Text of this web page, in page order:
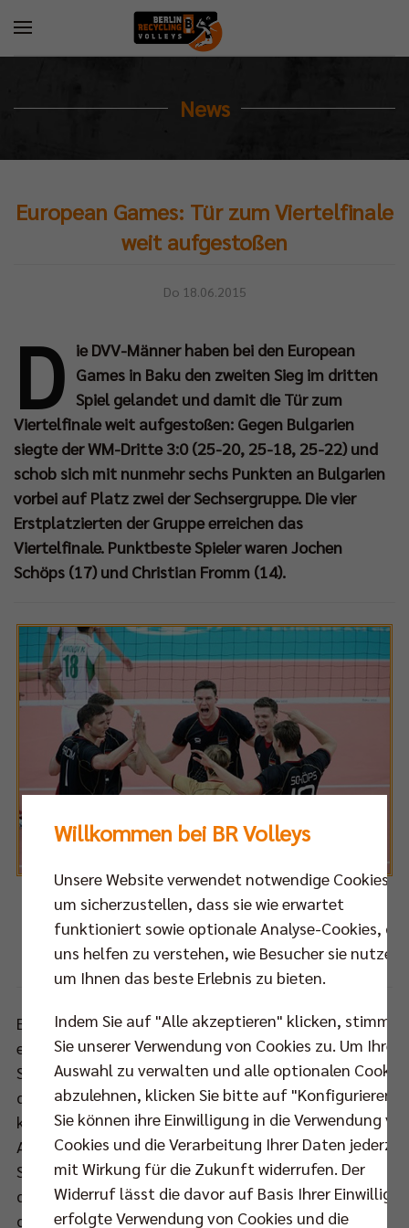
News
European Games: Tür zum Viertelfinale
weit aufgestoßen
Do 18.06.2015
D ie DVV-Männer haben bei den European
Games in Baku den zweiten Sieg im dritten
Spiel gelandet und damit die Tür zum
Viertelfinale weit aufgestoßen: Gegen Bulgarien
siegte der WM-Dritte 3:0 (25-20, 25-18, 25-22) und
schob sich mit nunmehr sechs Punkten an Bulgarien
vorbei auf Platz zwei der Sechsergruppe. Die vier
Erstplatzierten der Gruppe erreichen das
Viertelfinale. Punktbeste Spieler waren Jochen
Schöps (17) und Christian Fromm (14).
Die DVV-Männer freuen sich über ihren zweiten Sieg
im dritten Spiel.
Foto: DVV /eventolive.it
Es wurde ein spannendes Spiel gegen die Bulgaren
erwartet, schließlich stehen einige der Weltklasse-
Spieler Bulgariens im Aufgebot für Baku. Doch das
deutsche Team ließ die gefährlichen Bulgaren zu
keiner Zeit ins Spiel kommen, machte mit dem
Aufschlag Druck, sodass die Bälle über die
Schnellangreifer Mangelware blieben. Gegen das
dann ausrechenbare Spiel der Bulgaren griff die
deutsche Block-Abwehr zu: nicht unbedingt mit
Willkommen bei BR Volleys
Unsere Website verwendet notwendige Cookies,
um sicherzustellen, dass sie wie erwartet
funktioniert sowie optionale Analyse-Cookies, die
uns helfen zu verstehen, wie Besucher sie nutzen,
um Ihnen das beste Erlebnis zu bieten.
Indem Sie auf "Alle akzeptieren" klicken, stimmen
Sie unserer Verwendung von Cookies zu. Um Ihre
Auswahl zu verwalten und alle optionalen Cookies
abzulehnen, klicken Sie bitte auf "Konfigurieren".
Sie können ihre Einwilligung in die Verwendung
Cookies und die Verarbeitung Ihrer Daten
mit Wirkung für die Zukunft widerrufen. Der
Widerruf lässt die davor auf Basis Ihrer
erfolgte Verwendung von Cookies und die